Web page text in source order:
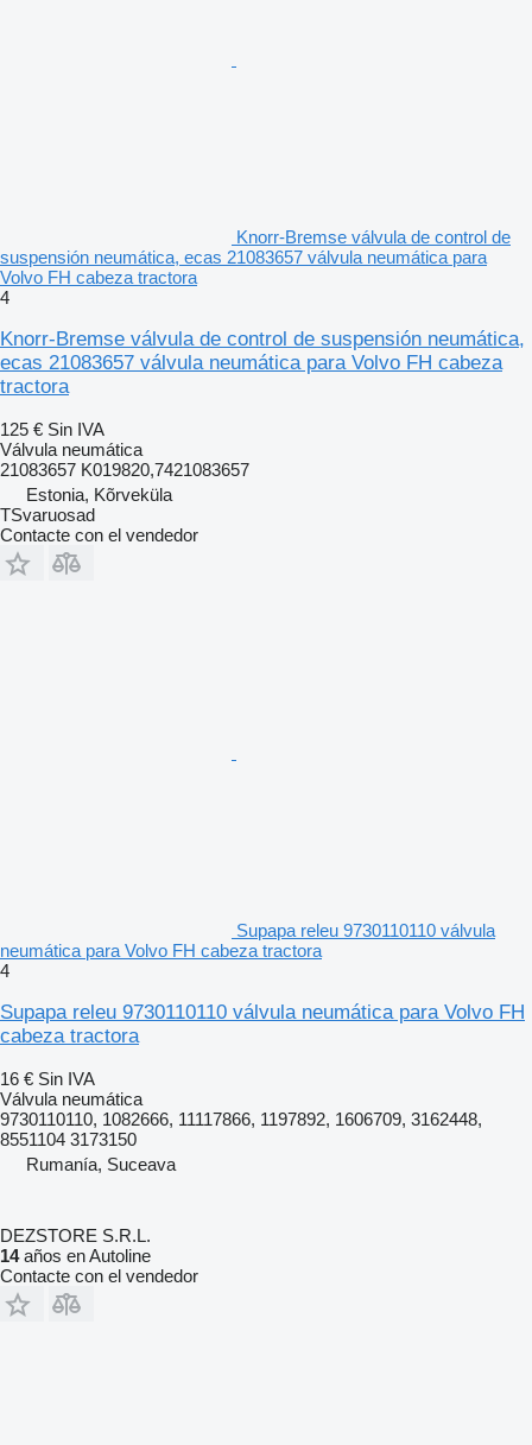
Knorr-Bremse válvula de control de
suspensión neumática, ecas 21083657 válvula neumática para
Volvo FH cabeza tractora
4
Knorr-Bremse válvula de control de suspensión neumática,
ecas 21083657 válvula neumática para Volvo FH cabeza
tractora
125 € Sin IVA
Válvula neumática
21083657 K019820,7421083657
Estonia, Kõrveküla
TSvaruosad
Contacte con el vendedor
Supapa releu 9730110110 válvula
neumática para Volvo FH cabeza tractora
4
Supapa releu 9730110110 válvula neumática para Volvo FH
cabeza tractora
16 € Sin IVA
Válvula neumática
9730110110, 1082666, 11117866, 1197892, 1606709, 3162448,
8551104 3173150
Rumanía, Suceava
DEZSTORE S.R.L.
14años en Autoline
Contacte con el vendedor